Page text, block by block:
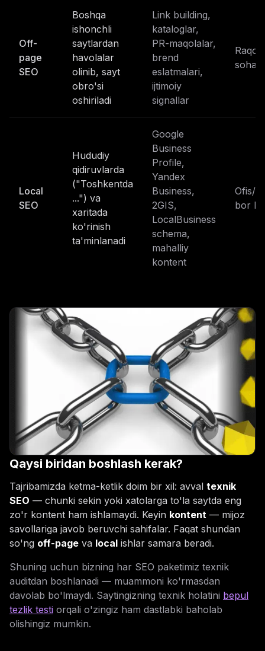
Off-
page
SEO
Boshqa
ishonchli
saytlardan
havolalar
olinib, sayt
obro'si
oshiriladi
Link building,
kataloglar,
PR-maqolalar,
brend
eslatmalari,
ijtimoiy
signallar
Local
SEO
Hududiy
qidiruvlarda
("Toshkentda
...") va
xaritada
ko'rinish
ta'minlanadi
Google
Business
Profile,
Yandex
Business,
2GIS,
LocalBusiness
schema,
mahalliy
kontent
Ofis/
bor
Qaysi biridan boshlash kerak?
Tajribamizda ketma-ketlik doim bir xil: avval texnik
SEO — chunki sekin yoki xatolarga to'la saytda eng
zo'r kontent ham ishlamaydi. Keyin kontent — mijoz
savollariga javob beruvchi sahifalar. Faqat shundan
so'ng off-page va local ishlar samara beradi.
Shuning uchun bizning har SEO paketimiz texnik
auditdan boshlanadi — muammoni ko'rmasdan
davolab bo'lmaydi. Saytingizning texnik holatini bepul
tezlik testi orqali o'zingiz ham dastlabki baholab
olishingiz mumkin.